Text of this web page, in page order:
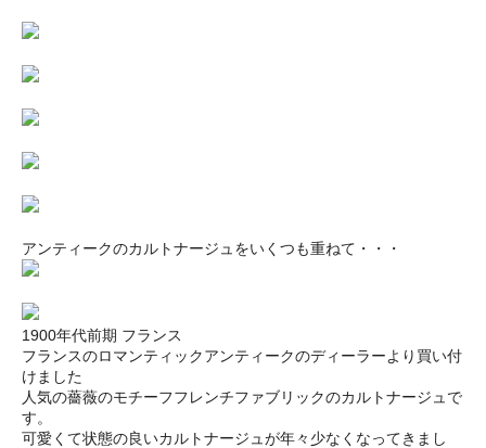
アンティークのカルトナージュをいくつも重ねて・・・
1900年代前期 フランス
フランスのロマンティックアンティークのディーラーより買い付
けました
人気の薔薇のモチーフフレンチファブリックのカルトナージュで
す。
可愛くて状態の良いカルトナージュが年々少なくなってきまし